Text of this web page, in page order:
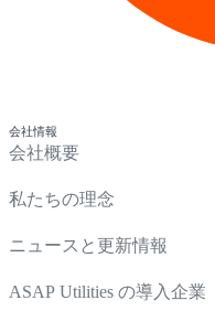
会社情報
会社概要
私たちの理念
ニュースと更新情報
ASAP Utilities の導入企業